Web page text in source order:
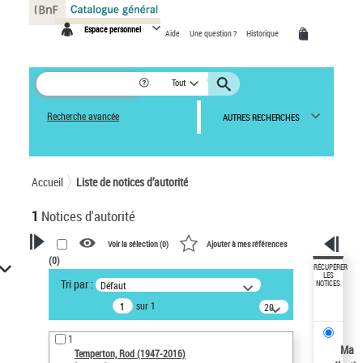
Espace personnel Aide Une question ? Historique
Tout
Recherche avancée AUTRES RECHERCHES
Accueil Liste de notices d’autorité
1 Notices d'autorité
VOTRE RECHERCHE
Recherche avancée dans les
notices d’autorité
Œuvres liées à l'auteur :
Temperton, Rod (1947-2016)
Voir la sélection (0) Ajouter à mes références
(0)
Tri par : Défaut
sur 1
20
résultats/page
1
Temperton, Rod (1947-2016)
RÉCUPÉRER
LES
NOTICES
Ma
Panneau de gestion des cookies